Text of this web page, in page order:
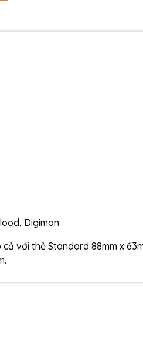
Digimon
với thẻ Standard 88mm x